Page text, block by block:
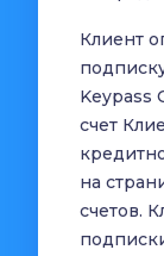
Клиент
Keypass
счет
на
счетов.